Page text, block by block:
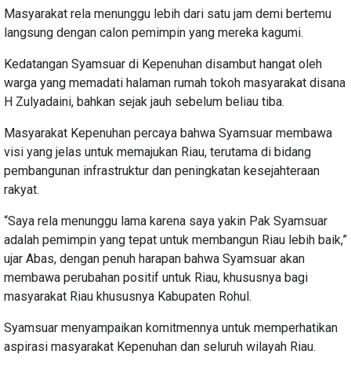
Masyarakat rela menunggu lebih dari satu jam demi bertemu
langsung dengan calon pemimpin yang mereka kagumi.
Kedatangan Syamsuar di Kepenuhan disambut hangat oleh
warga yang memadati halaman rumah tokoh masyarakat disana
H Zulyadaini, bahkan sejak jauh sebelum beliau tiba.
Masyarakat Kepenuhan percaya bahwa Syamsuar membawa
visi yang jelas untuk memajukan Riau, terutama di bidang
pembangunan infrastruktur dan peningkatan kesejahteraan
rakyat.
“Saya rela menunggu lama karena saya yakin Pak Syamsuar
adalah pemimpin yang tepat untuk membangun Riau lebih baik,”
ujar Abas, dengan penuh harapan bahwa Syamsuar akan
membawa perubahan positif untuk Riau, khususnya bagi
masyarakat Riau khususnya Kabupaten Rohul.
Syamsuar menyampaikan komitmennya untuk memperhatikan
aspirasi masyarakat Kepenuhan dan seluruh wilayah Riau.